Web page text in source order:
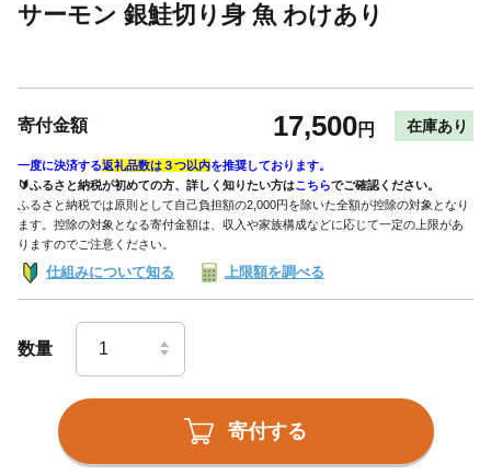
サーモン 銀鮭切り身 魚 わけあり
寄付金額 17,500円 在庫あり
一度に決済する返礼品数は３つ以内を推奨しております。
🔰ふるさと納税が初めての方、詳しく知りたい方はこちらでご確認ください。
ふるさと納税では原則として自己負担額の2,000円を除いた全額が控除の対象となり
ます。控除の対象となる寄付金額は、収入や家族構成などに応じて一定の上限があ
りますのでご注意ください。
仕組みについて知る 上限額を調べる
数量
寄付する